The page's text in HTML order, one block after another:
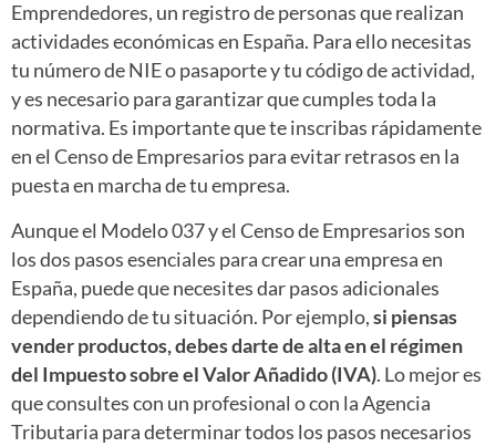
Emprendedores, un registro de personas que realizan
actividades económicas en España. Para ello necesitas
tu número de NIE o pasaporte y tu código de actividad,
y es necesario para garantizar que cumples toda la
normativa. Es importante que te inscribas rápidamente
en el Censo de Empresarios para evitar retrasos en la
puesta en marcha de tu empresa.
Aunque el Modelo 037 y el Censo de Empresarios son
los dos pasos esenciales para crear una empresa en
España, puede que necesites dar pasos adicionales
dependiendo de tu situación. Por ejemplo,si piensas
vender productos, debes darte de alta en el régimen
del Impuesto sobre el Valor Añadido (IVA). Lo mejor es
que consultes con un profesional o con la Agencia
Tributaria para determinar todos los pasos necesarios